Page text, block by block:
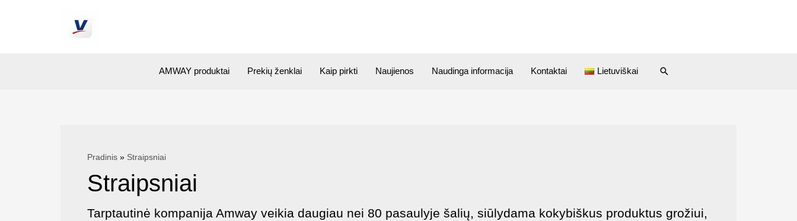
AMWAY produktai Prekių ženklai Kaip pirkti Naujienos Naudinga informacija Kontaktai Lietuviškai
Pradinis Straipsniai
Straipsniai
Tarptautinė kompanija Amway veikia daugiau nei 80 pasaulyje šalių, siūlydama kokybiškus produktus grožiui,